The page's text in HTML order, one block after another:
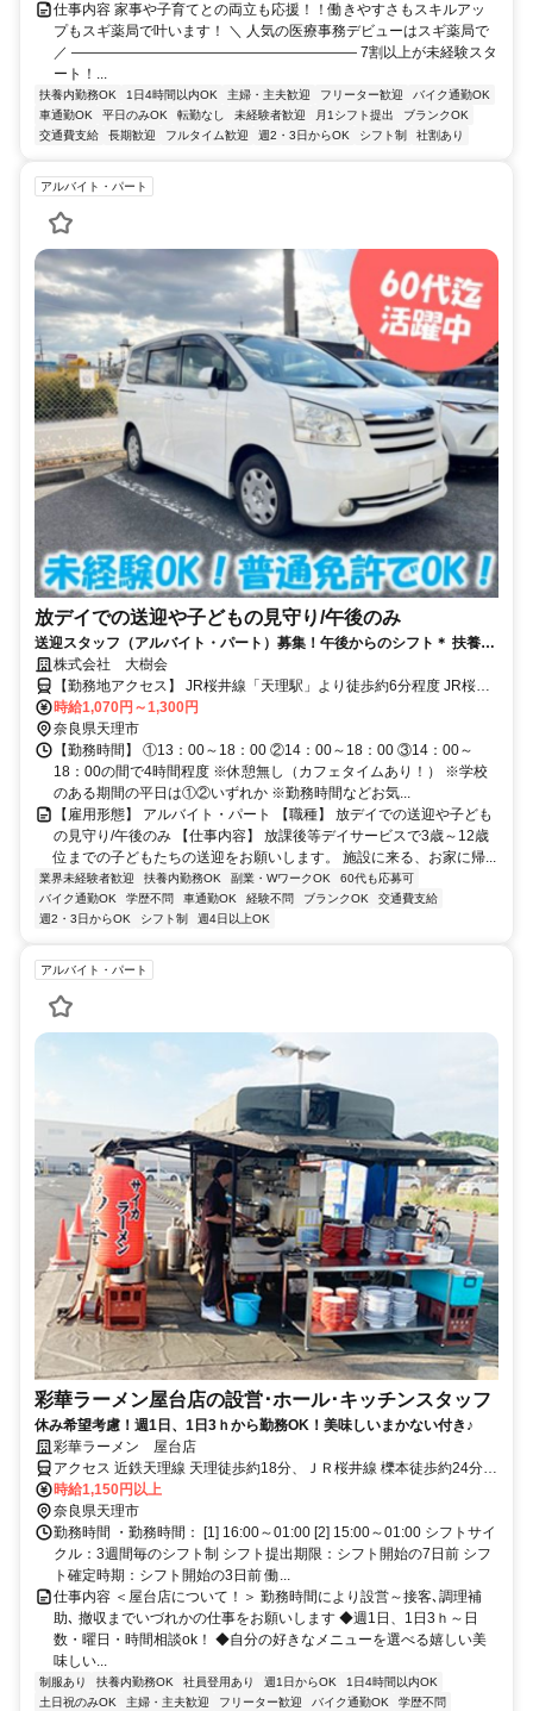
仕事内容 家事や子育てとの両立も応援！！働きやすさもスキルアッ
プもスギ薬局で叶います！ ＼ 人気の医療事務デビューはスギ薬局で
／ ―――――――――――――――――――― 7割以上が未経験スタ
ート！...
扶養内勤務OK 1日4時間以内OK 主婦・主夫歓迎 フリーター歓迎
バイク通勤OK
車通勤OK
平日のみOK 転勤なし 未経験者歓迎 月1シフト提出
ブランクOK
交通費支給
長期歓迎 フルタイム歓迎 週2・3日からOK シフト制 社割あり
アルバイト・パート
放デイでの送迎や子どもの見守り/午後のみ
送迎スタッフ（アルバイト・パート）募集！午後からのシフト＊ 扶養内
や副業も可能＊子どもたちの見守りもおまかせ＊
株式会社 大樹会
【勤務地アクセス】 JR桜井線「天理駅」より徒歩約6分程度 JR桜井
線「帯解駅(奈良市)」より車で約16分程度 近鉄各線「平端駅(大和郡
山市)」より車で約18分程度 近鉄橿原線「筒井駅(大和郡山市)」より
車で約16分程度 〇車・マイカー通勤OK（無料駐車場あり） 〇バイ
ク・自転車通勤OK（無料駐輪所あり） ※最寄り駅から徒歩6分の駅
チカ好立地の施設です！
時給1,070円～1,300円
奈良県天理市
【勤務時間】 ①13：00～18：00 ②14：00～18：00 ③14：00～
18：00の間で4時間程度 ※休憩無し（カフェタイムあり！） ※学校
のある期間の平日は①②いずれか ※勤務時間などお気...
【雇用形態】 アルバイト・パート 【職種】 放デイでの送迎や子ども
の見守り/午後のみ 【仕事内容】 放課後等デイサービスで3歳～12歳
位までの子どもたちの送迎をお願いします。 施設に来る、お家に帰...
業界未経験者歓迎 扶養内勤務OK 副業・WワークOK
60代も応募可
バイク通勤OK
学歴不問 車通勤OK 経験不問 ブランクOK
交通費支給
週2・3日からOK
シフト制 週4日以上OK
アルバイト・パート
彩華ラーメン屋台店の設営･ホール･キッチンスタッフ
休み希望考慮！週1日、1日3ｈから勤務OK！美味しいまかない付き♪
彩華ラーメン 屋台店
アクセス 近鉄天理線 天理徒歩約18分、ＪＲ桜井線 櫟本徒歩約24分、
近鉄天理線 前栽徒歩約33分
時給1,150円以上
奈良県天理市
勤務時間 ・勤務時間： [1] 16:00～01:00 [2] 15:00～01:00 シフトサイ
クル：3週間毎のシフト制 シフト提出期限：シフト開始の7日前 シフ
ト確定時期：シフト開始の3日前 働...
仕事内容 ＜屋台店について！＞ 勤務時間により設営～接客､調理補
助､ 撤収までいづれかの仕事をお願いします ◆週1日、1日3ｈ～日
数・曜日・時間相談ok！ ◆自分の好きなメニューを選べる嬉しい美
味しい...
制服あり 扶養内勤務OK 社員登用あり 週1日からOK
1日4時間以内OK
土日祝のみOK
主婦・主夫歓迎 フリーター歓迎 バイク通勤OK
学歴不問